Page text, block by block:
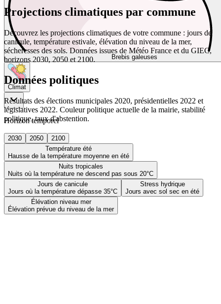
Brebis galeuses
Climat
Horizon temporel
2030 2050
2100
Température été
Hausse de la température moyenne en été
Nuits tropicales
Nuits où la température ne descend pas sous 20°C
Jours de canicule
Jours où la température dépasse 35°C
Stress hydrique
Jours avec sol sec en été
Élévation niveau mer
Élévation prévue du niveau de la mer
Projections climatiques par commune
Découvrez les projections climatiques de votre commune : jours de
canicule, température estivale, élévation du niveau de la mer,
sécheresses des sols. Données issues de Météo France et du GIEC,
horizons 2030, 2050 et 2100.
Données politiques
Résultats des élections municipales 2020, présidentielles 2022 et
législatives 2022. Couleur politique actuelle de la mairie, stabilité
politique, taux d'abstention.